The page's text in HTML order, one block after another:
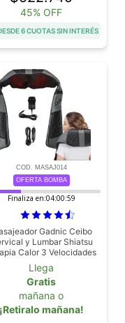
45% OFF
6 CUOTAS SIN INTERÉS
COD. MASAJ014
OFERTA BOMBA
Finaliza en:04:00:58
Gadnic Ceibo
y Lumbar Shiatsu
Calor 3 Velocidades
Llega
Gratis
mañana o
¡Retiralo mañana!